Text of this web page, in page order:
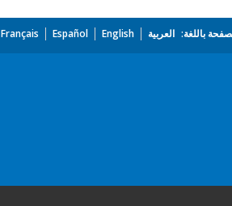
باللغة: العربية English
Español
Français